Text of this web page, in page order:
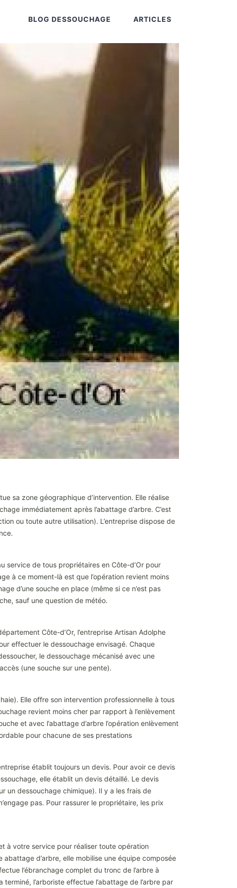
BLOG DESSOUCHAGE ARTICLES
sa zone géographique d’intervention. Elle réalise
immédiatement après l’abattage d’arbre. C’est
ou toute autre utilisation). L’entreprise dispose de
service de tous propriétaires en Côte-d’Or pour
à ce moment-là est que l’opération revient moins
d’une souche en place (même si ce n’est pas
sauf une question de météo.
Côte-d’Or, l’entreprise Artisan Adolphe
effectuer le dessouchage envisagé. Chaque
le dessouchage mécanisé avec une
(une souche sur une pente).
Elle offre son intervention professionnelle à tous
revient moins cher par rapport à l’enlèvement
et avec l’abattage d’arbre l’opération enlèvement
pour chacune de ses prestations
établit toujours un devis. Pour avoir ce devis
elle établit un devis détaillé. Le devis
un dessouchage chimique). Il y a les frais de
pas. Pour rassurer le propriétaire, les prix
à votre service pour réaliser toute opération
d’arbre, elle mobilise une équipe composée
l’ébranchage complet du tronc de l’arbre à
l’arboriste effectue l’abattage de l’arbre par